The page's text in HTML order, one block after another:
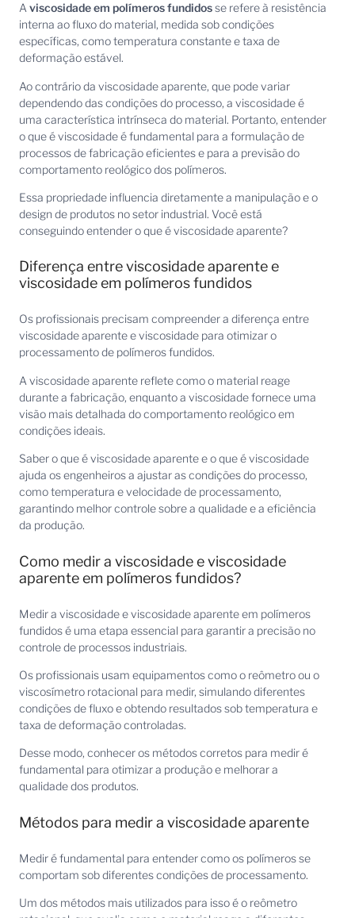
A viscosidade em polímeros fundidosse refere à resistência
interna ao fluxo do material, medida sob condições
específicas, como temperatura constante e taxa de
deformação estável.
Ao contrário da viscosidade aparente, que pode variar
dependendo das condições do processo, a viscosidade é
uma característica intrínseca do material. Portanto, entender
o que é viscosidade é fundamental para a formulação de
processos de fabricação eficientes e para a previsão do
comportamento reológico dos polímeros.
Essa propriedade influencia diretamente a manipulação e o
design de produtos no setor industrial. Você está
conseguindo entender o que é viscosidade aparente?
Diferença entre viscosidade aparente e
viscosidade em polímeros fundidos
Os profissionais precisam compreender a diferença entre
viscosidade aparente e viscosidade para otimizar o
processamento de polímeros fundidos.
A viscosidade aparente reflete como o material reage
durante a fabricação, enquanto a viscosidade fornece uma
visão mais detalhada do comportamento reológico em
condições ideais.
Saber o que é viscosidade aparente e o que é viscosidade
ajuda os engenheiros a ajustar as condições do processo,
como temperatura e velocidade de processamento,
garantindo melhor controle sobre a qualidade e a eficiência
da produção.
Como medir a viscosidade e viscosidade
aparente em polímeros fundidos?
Medir a viscosidade e viscosidade aparente em polímeros
fundidos é uma etapa essencial para garantir a precisão no
controle de processos industriais.
Os profissionais usam equipamentos como o reômetro ou o
viscosímetro rotacional para medir, simulando diferentes
condições de fluxo e obtendo resultados sob temperatura e
taxa de deformação controladas.
Desse modo, conhecer os métodos corretos para medir é
fundamental para otimizar a produção e melhorar a
qualidade dos produtos.
Métodos para medir a viscosidade aparente
Medir é fundamental para entender como os polímeros se
comportam sob diferentes condições de processamento.
Um dos métodos mais utilizados para isso é o reômetro